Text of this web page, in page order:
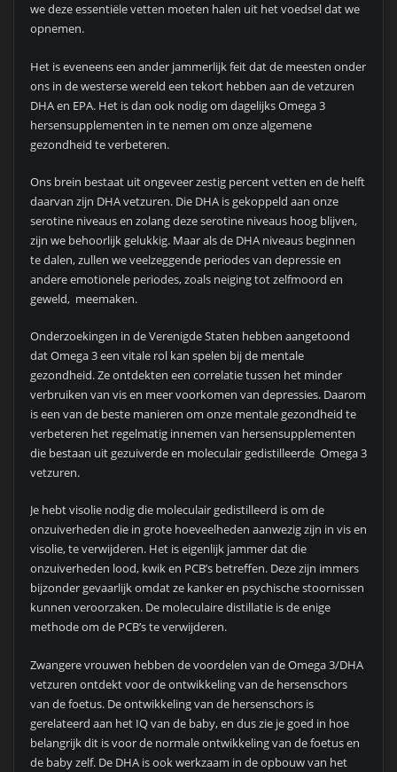
we deze essentiële vetten moeten halen uit het voedsel dat we
opnemen.
Het is eveneens een ander jammerlijk feit dat de meesten onder
ons in de westerse wereld een tekort hebben aan de vetzuren
DHA en EPA. Het is dan ook nodig om dagelijks Omega 3
hersensupplementen in te nemen om onze algemene
gezondheid te verbeteren.
Ons brein bestaat uit ongeveer zestig percent vetten en de helft
daarvan zijn DHA vetzuren. Die DHA is gekoppeld aan onze
serotine niveaus en zolang deze serotine niveaus hoog blijven,
zijn we behoorlijk gelukkig. Maar als de DHA niveaus beginnen
te dalen, zullen we veelzeggende periodes van depressie en
andere emotionele periodes, zoals neiging tot zelfmoord en
geweld, meemaken.
Onderzoekingen in de Verenigde Staten hebben aangetoond
dat Omega 3 een vitale rol kan spelen bij de mentale
gezondheid. Ze ontdekten een correlatie tussen het minder
verbruiken van vis en meer voorkomen van depressies. Daarom
is een van de beste manieren om onze mentale gezondheid te
verbeteren het regelmatig innemen van hersensupplementen
die bestaan uit gezuiverde en moleculair gedistilleerde Omega 3
vetzuren.
Je hebt visolie nodig die moleculair gedistilleerd is om de
onzuiverheden die in grote hoeveelheden aanwezig zijn in vis en
visolie, te verwijderen. Het is eigenlijk jammer dat die
onzuiverheden lood, kwik en PCB’s betreffen. Deze zijn immers
bijzonder gevaarlijk omdat ze kanker en psychische stoornissen
kunnen veroorzaken. De moleculaire distillatie is de enige
methode om de PCB’s te verwijderen.
Zwangere vrouwen hebben de voordelen van de Omega 3/DHA
vetzuren ontdekt voor de ontwikkeling van de hersenschors
van de foetus. De ontwikkeling van de hersenschors is
gerelateerd aan het IQ van de baby, en dus zie je goed in hoe
belangrijk dit is voor de normale ontwikkeling van de foetus en
de baby zelf. De DHA is ook werkzaam in de opbouw van het